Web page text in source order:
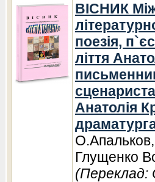
ВІСНИК
поезія,
ліття
Анатолія
Глущенко
(Переклад: